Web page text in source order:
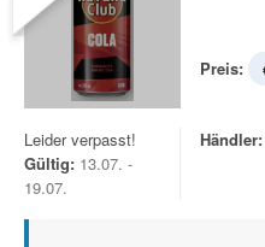
Preis:
Leider verpasst!
Gültig: 13.07. -
19.07.
Händler: